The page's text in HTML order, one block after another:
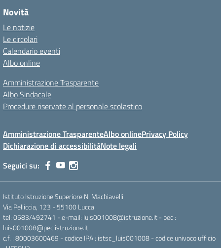
Novità
Le notizie
Le circolari
Calendario eventi
Albo online
Amministrazione Trasparente
Albo Sindacale
Procedure riservate al personale scolastico
Amministrazione TrasparenteAlbo onlinePrivacy Policy
Dichiarazione di accessibilitàNote legali
Seguici su:
Istituto Istruzione Superiore N. Machiavelli
Via Pelliccia, 123 - 55100 Lucca
tel: 0583/492741 - e-mail: luis001008@istruzione.it - pec :
luis001008@pec.istruzione.it
c.f. : 80003600469 - codice IPA : istsc_luis001008 - codice univoco ufficio